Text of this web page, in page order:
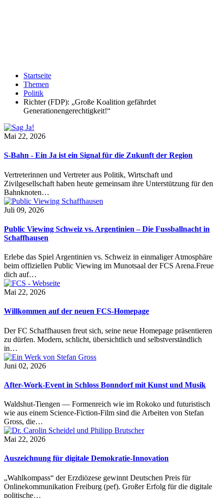
Startseite
Themen
Politik
Richter (FDP): „Große Koalition gefährdet
Generationengerechtigkeit!“
Mai 22, 2026
S-Bahn - Ein Ja ist ein Signal für die Zukunft der Region
Vertreterinnen und Vertreter aus Politik, Wirtschaft und
Zivilgesellschaft haben heute gemeinsam ihre Unterstützung für den
Bahnknoten…
Juli 09, 2026
Public Viewing Schweiz vs. Argentinien – Die Fussballnacht in
Schaffhausen
Erlebe das Spiel Argentinien vs. Schweiz in einmaliger Atmosphäre
beim offiziellen Public Viewing im Munotsaal der FCS Arena.Freue
dich auf…
Mai 22, 2026
Willkommen auf der neuen FCS-Homepage
Der FC Schaffhausen freut sich, seine neue Homepage präsentieren
zu dürfen. Modern, schlicht, übersichtlich und selbstverständlich
in…
Juni 02, 2026
After-Work-Event in Schloss Bonndorf mit Kunst und Musik
Waldshut-Tiengen — Formenreich wie im Rokoko und futuristisch
wie aus einem Science-Fiction-Film sind die Arbeiten von Stefan
Gross, die…
Mai 22, 2026
Auszeichnung für digitale Demokratie-Innovation
„Wahlkompass“ der Erzdiözese gewinnt Deutschen Preis für
Onlinekommunikation Freiburg (pef). Großer Erfolg für die digitale
politische…